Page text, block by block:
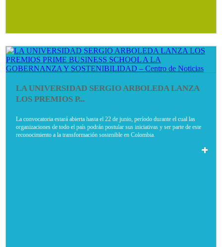
LA UNIVERSIDAD SERGIO ARBOLEDA LANZA
LOS PREMIOS P...
La convocatoria estará abierta hasta el 22 de junio, período durante el cual las
organizaciones de todo el país podrán postular sus iniciativas y ser parte de este
reconocimiento a la transformación sostenible en Colombia.